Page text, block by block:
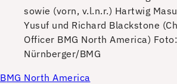
sowie (vorn, v.l.n.r.) Hartwig
Yusuf und Richard Blackstone
Officer BMG North America)
Nürnberger/BMG
BMG North America